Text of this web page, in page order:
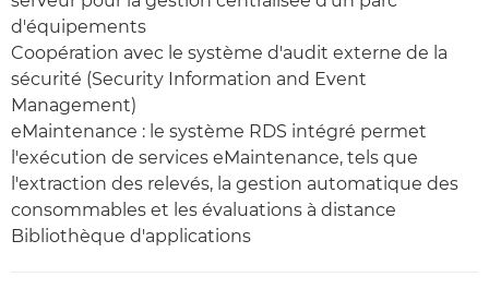
d'équipements
Coopération avec le système d'audit externe de la
sécurité (Security Information and Event
Management)
eMaintenance : le système RDS intégré permet
l'exécution de services eMaintenance, tels que
l'extraction des relevés, la gestion automatique des
consommables et les évaluations à distance
Bibliothèque d'applications